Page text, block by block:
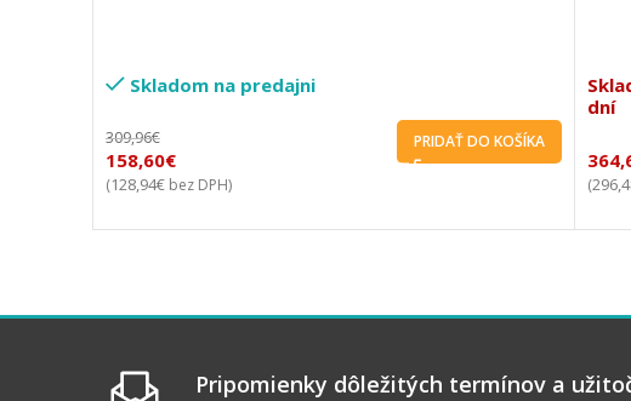
Skladom na predajni
309,96€
158,60€
(128,94€ bez DPH)
PRIDAŤ DO KOŠÍKA
dní
(
Pripomienky dôležitých termínov a